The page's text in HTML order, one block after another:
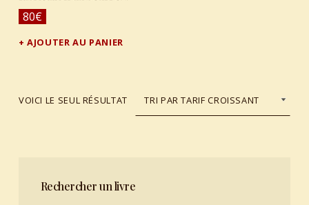
80€
AJOUTER AU PANIER
VOICI LE SEUL RÉSULTAT
Rechercher un livre